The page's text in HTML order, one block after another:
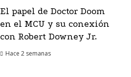
El papel de Doctor Doom
en el MCU y su conexión
con Robert Downey Jr.
Hace 2 semanas